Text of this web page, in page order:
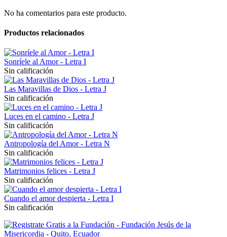
No ha comentarios para este producto.
Productos relacionados
Sonríele al Amor - Letra I
Sin calificación
Las Maravillas de Dios - Letra J
Sin calificación
Luces en el camino - Letra J
Sin calificación
Antropología del Amor - Letra N
Sin calificación
Matrimonios felices - Letra J
Sin calificación
Cuando el amor despierta - Letra I
Sin calificación